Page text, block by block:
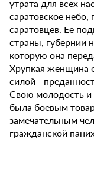
утрата для всех
саратовское небо,
саратовцев. Ее
страны, губернии
которую она
Хрупкая женщина
силой -
Свою молодость и
была боевым
замечательным
гражданской